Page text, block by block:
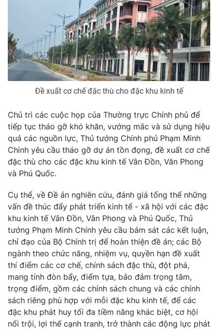
Hậu trường
Nhân vật
Khán giả
Giải trí
Điện ảnh
Âm nhạc
Đời sống
Du lịch
Chất lượng cuộc sống
Giáo dục
Tuyển sinh
Học trực tuyến
Công nghệ
Hitech Công nghệ tương lai
Sản phẩm
Thị trường
Tư vấn
Giao lưu trực tuyến
Lịch phát sóng
Chuyên mục khác
Emagazine Podcast
Photo Infographic
Video Shorts video
VTV Money VTV Thể thao
Đề xuất cơ chế đặc thù cho đặc khu kinh tế
Chủ trì các cuộc họp của Thường trực Chính phủ để
tiếp tục tháo gỡ khó khăn, vướng mắc và sử dụng hiệu
quả các nguồn lực, Thủ tướng Chính phủ Phạm Minh
Chinh yêu cầu tháo gỡ dự án tồn đọng, đề xuất cơ chế
đặc thù cho các đặc khu kinh tế Vân Đồn, Vân Phong
và Phú Quốc.
Cụ thể, về Đề án nghiên cứu, đánh giá tổng thể những
vấn đề thúc đẩy phát triển kinh tế - xã hội với các đặc
khu kinh tế Vân Đồn, Vân Phong và Phú Quốc, Thủ
tướng Phạm Minh Chính yêu cầu bám sát các kết luận,
chỉ đạo của Bộ Chính trị để hoàn thiện đề án; các Bộ
ngành theo chức năng, nhiệm vụ, quyền hạn đề xuất
thí điểm các cơ chế, chính sách đặc thù, đột phá,
mang tính đòn bẩy, điểm tựa, bảo đảm trọng tâm,
trọng điểm, gồm các chính sách chung và các chính
sách riêng phù hợp với mỗi đặc khu kinh tế, để các
đặc khu phát huy tối đa tiềm năng khác biệt, cơ hội
nổi trội, lợi thế cạnh tranh, trở thành các động lực phát